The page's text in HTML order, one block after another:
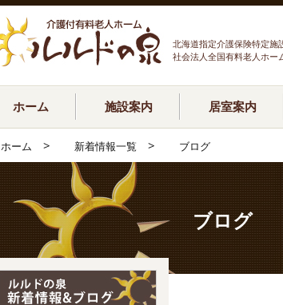
北海道指定介護保険特定施
社会法人全国有料老人ホー
ホーム 施設案内 居室案内
ホーム > 新着情報一覧 > ブログ
ブログ